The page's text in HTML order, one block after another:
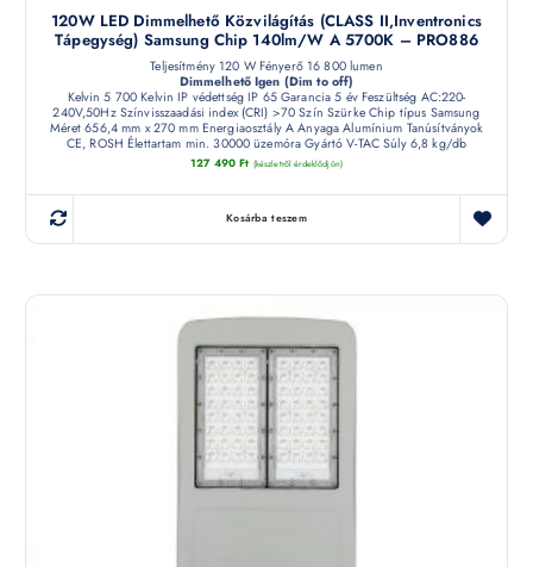
120W LED Dimmelhető Közvilágítás (CLASS II,Inventronics
Tápegység) Samsung Chip 140lm/W A 5700K – PRO886
Teljesítmény 120 W Fényerő 16 800 lumen
Dimmelhető Igen (Dim to off)
Kelvin 5 700 Kelvin IP védettség IP 65 Garancia 5 év Feszültség AC:220-
240V,50Hz Színvisszaadási index (CRI) >70 Szín Szürke Chip típus Samsung
Méret 656,4 mm x 270 mm Energiaosztály A Anyaga Alumínium Tanúsítványok
CE, ROSH Élettartam min. 30000 üzemóra Gyártó V-TAC Súly 6,8 kg/db
127 490Ft (készletről érdeklődjön)
Kosárba teszem